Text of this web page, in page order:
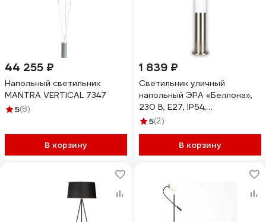
44 255 ₽
Напольный светильник
MANTRA VERTICAL 7347
5(8)
В корзину
1 839 ₽
Светильник уличный
напольный ЭРА «Беллона»,
230 В, E27, IP54,
серебристый, высота 450
Б0071039
5(2)
В корзину